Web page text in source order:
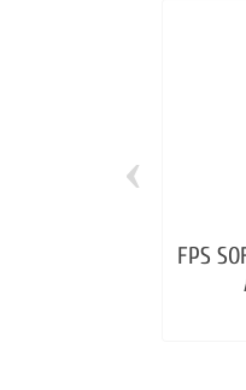
FPS
‹